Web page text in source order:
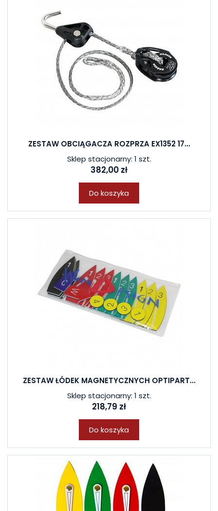
ZESTAW OBCIĄGACZA ROZPRZA EX1352 17...
Sklep stacjonarny: 1 szt.
382,00 zł
Do koszyka
ZESTAW ŁÓDEK MAGNETYCZNYCH OPTIPART...
Sklep stacjonarny: 1 szt.
218,79 zł
Do koszyka